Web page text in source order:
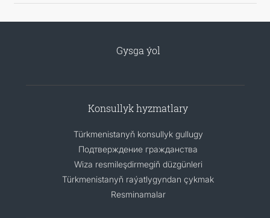
Gysga ýol
Konsullyk hyzmatlary
Türkmenistanyň konsullyk gullugy
Подтверждение гражданства
Wiza resmileşdirmegiň düzgünleri
Türkmenistanyň raýatlygyndan çykmak
Resminamalar